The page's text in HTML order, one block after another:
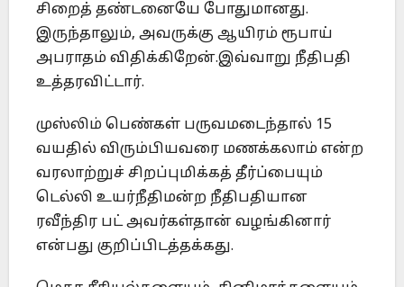
சிறைத் தண்டனையே போதுமானது.
இருந்தாலும், அவருக்கு ஆயிரம் ரூபாய்
அபராதம் விதிக்கிறேன்.இவ்வாறு நீதிபதி
உத்தரவிட்டார்.
முஸ்லிம் பெண்கள் பருவமடைந்தால் 15
வயதில் விரும்பியவரை மணக்கலாம் என்ற
வரலாற்றுச் சிறப்புமிக்கத் தீர்ப்பையும்
டெல்லி உயர்நீதிமன்ற நீதிபதியான
ரவீந்திர பட் அவர்கள்தான் வழங்கினார்
என்பது குறிப்பிடத்தக்கது.